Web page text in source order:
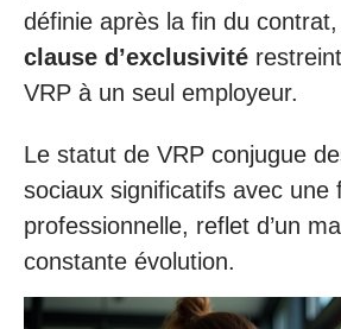
définie après la fin du
clause d’exclusivité
VRP à un seul employeur.
Le statut de VRP conjugue
sociaux significatifs avec une
professionnelle, reflet d’un
constante évolution.